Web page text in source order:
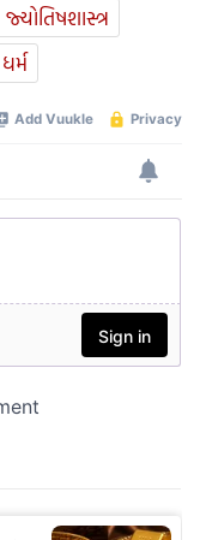
જ્યોતિષશાસ્ત્ર
ધર્મ